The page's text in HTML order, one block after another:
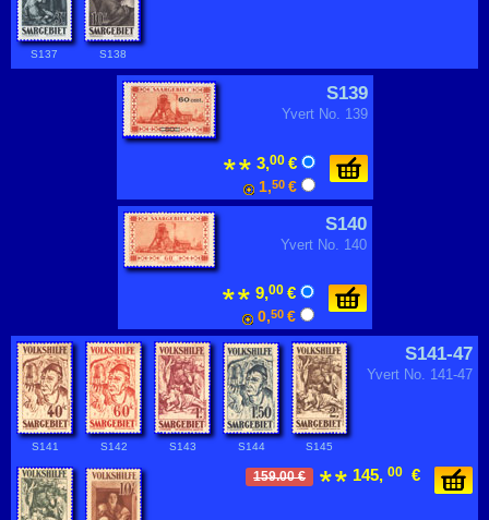
S137 S138
S139
Yvert No. 139
3,00 €
1,50 €
S140
Yvert No. 140
9,00 €
0,50 €
S141-47
Yvert No. 141-47
S141 S142 S143 S144 S145
159.00 € 145, 00 €